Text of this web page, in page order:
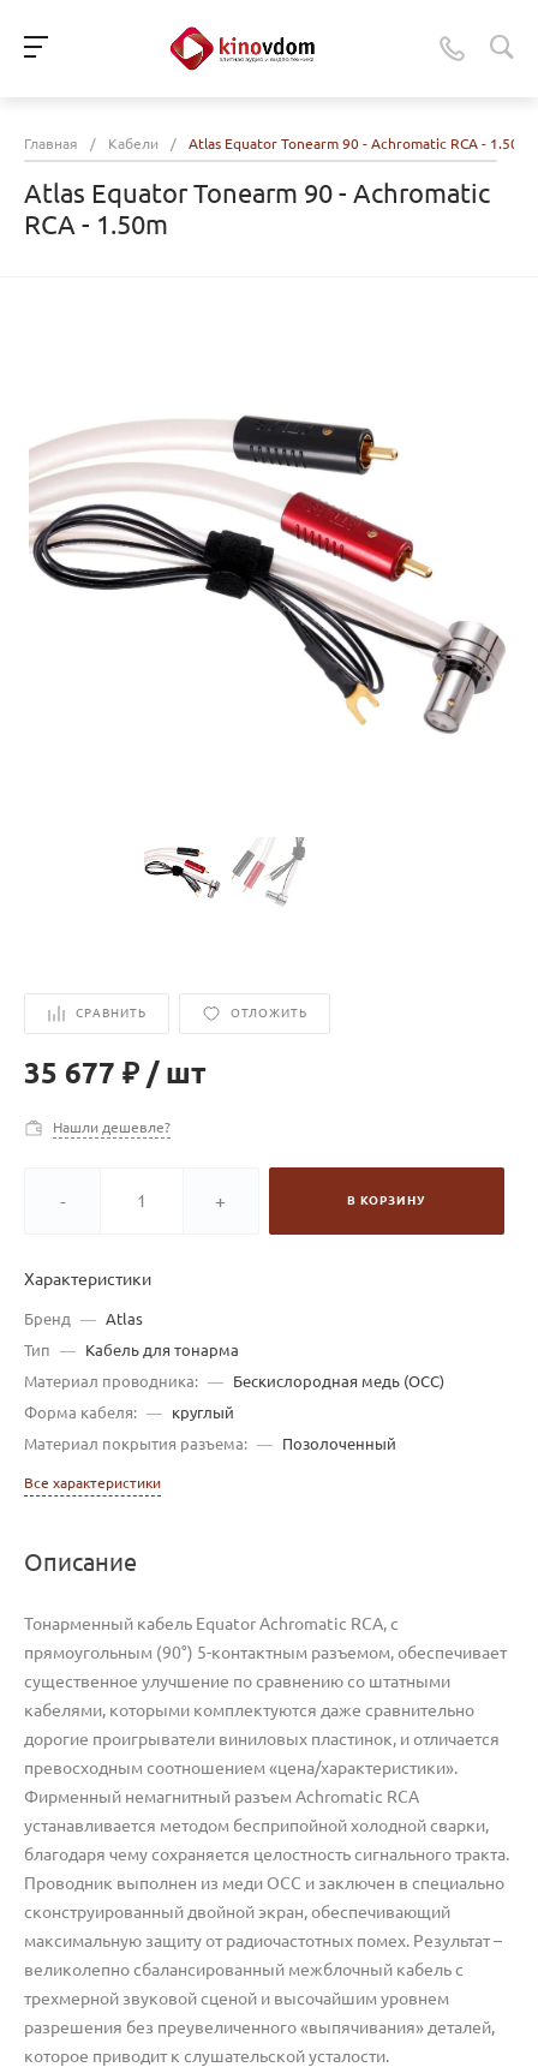
Главная / Кабели / Atlas Equator Tonearm 90 - Achromatic RCA - 1.50m
Atlas Equator Tonearm 90 - Achromatic
RCA - 1.50m
СРАВНИТЬ ОТЛОЖИТЬ
35 677 ₽ / шт
Нашли дешевле?
- + В КОРЗИНУ
Характеристики
Бренд —
Atlas
Тип
—
Кабель для тонарма
Материал проводника: —
Беcкислородная медь (OCC)
Форма кабеля: —
круглый
Материал покрытия разъема: — Позолоченный
Все характеристики
Описание
Тонарменный кабель Equator Achromatic RCA, c
прямоугольным (90°) 5-контактным разъемом, обеспечивает
существенное улучшение по сравнению со штатными
кабелями, которыми комплектуются даже сравнительно
дорогие проигрыватели виниловых пластинок, и отличается
превосходным соотношением «цена/характеристики».
Фирменный немагнитный разъем Achromatic RCA
устанавливается методом бесприпойной холодной сварки,
благодаря чему сохраняется целостность сигнального тракта.
Проводник выполнен из меди ОСС и заключен в специально
сконструированный двойной экран, обеспечивающий
максимальную защиту от радиочастотных помех. Результат –
великолепно сбалансированный межблочный кабель с
трехмерной звуковой сценой и высочайшим уровнем
разрешения без преувеличенного «выпячивания» деталей,
которое приводит к слушательской усталости.